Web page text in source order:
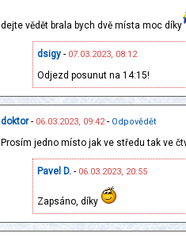
dejte vědět brala bych dvě místa moc díky
dsigy - 07.03.2023, 08:12
Odjezd posunut na 14:15!
doktor- 06.03.2023, 09:42- Odpovědět
Prosím jedno místo jak ve středu tak ve
Pavel D. - 06.03.2023, 20:55
Zapsáno, díky